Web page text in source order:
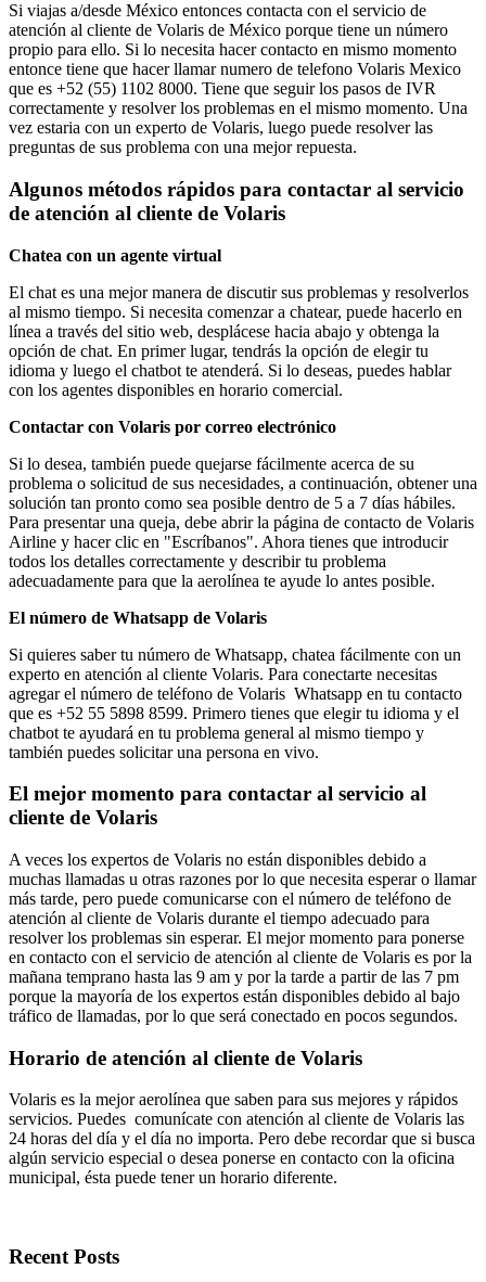
Si viajas a/desde México entonces contacta con el servicio de
atención al cliente de Volaris de México porque tiene un número
propio para ello. Si lo necesita hacer contacto en mismo momento
entonce tiene que hacer llamar numero de telefono Volaris Mexico
que es +52 (55) 1102 8000. Tiene que seguir los pasos de IVR
correctamente y resolver los problemas en el mismo momento. Una
vez estaria con un experto de Volaris, luego puede resolver las
preguntas de sus problema con una mejor repuesta.
Algunos métodos rápidos para contactar al servicio
de atención al cliente de Volaris
Chatea con un agente virtual
El chat es una mejor manera de discutir sus problemas y resolverlos
al mismo tiempo. Si necesita comenzar a chatear, puede hacerlo en
línea a través del sitio web, desplácese hacia abajo y obtenga la
opción de chat. En primer lugar, tendrás la opción de elegir tu
idioma y luego el chatbot te atenderá. Si lo deseas, puedes hablar
con los agentes disponibles en horario comercial.
Contactar con Volaris por correo electrónico
Si lo desea, también puede quejarse fácilmente acerca de su
problema o solicitud de sus necesidades, a continuación, obtener una
solución tan pronto como sea posible dentro de 5 a 7 días hábiles.
Para presentar una queja, debe abrir la página de contacto de Volaris
Airline y hacer clic en "Escríbanos". Ahora tienes que introducir
todos los detalles correctamente y describir tu problema
adecuadamente para que la aerolínea te ayude lo antes posible.
El número de Whatsapp de Volaris
Si quieres saber tu número de Whatsapp, chatea fácilmente con un
experto en atención al cliente Volaris. Para conectarte necesitas
agregar el número de teléfono de Volaris Whatsapp en tu contacto
que es +52 55 5898 8599. Primero tienes que elegir tu idioma y el
chatbot te ayudará en tu problema general al mismo tiempo y
también puedes solicitar una persona en vivo.
El mejor momento para contactar al servicio al
cliente de Volaris
A veces los expertos de Volaris no están disponibles debido a
muchas llamadas u otras razones por lo que necesita esperar o llamar
más tarde, pero puede comunicarse con el número de teléfono de
atención al cliente de Volaris durante el tiempo adecuado para
resolver los problemas sin esperar. El mejor momento para ponerse
en contacto con el servicio de atención al cliente de Volaris es por la
mañana temprano hasta las 9 am y por la tarde a partir de las 7 pm
porque la mayoría de los expertos están disponibles debido al bajo
tráfico de llamadas, por lo que será conectado en pocos segundos.
Horario de atención al cliente de Volaris
Volaris es la mejor aerolínea que saben para sus mejores y rápidos
servicios. Puedes comunícate con atención al cliente de Volaris las
24 horas del día y el día no importa. Pero debe recordar que si busca
algún servicio especial o desea ponerse en contacto con la oficina
municipal, ésta puede tener un horario diferente.
Recent Posts